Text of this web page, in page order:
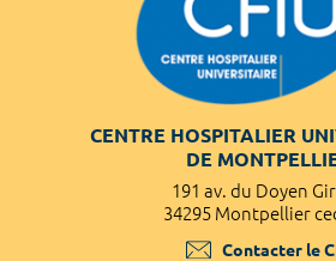
CENTRE HOSPITALIER
DE
191 av. du Doyen
34295 Montpellier
Contacter le